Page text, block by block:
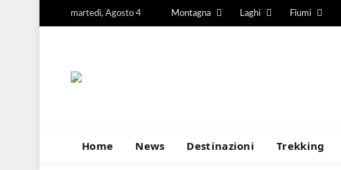
martedì, Agosto 4 Montagna Laghi Fiumi
Home News Destinazioni Trekking